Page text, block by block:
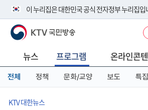
이 누리집은 대한민국 공식 전자정부 누리집입
공식 누리집 주소 확인하기
니다.
이밖에 or.kr 또는 .kr등 다른 도메인 주소를 사
서 도메인 주소를 확인해 보세요
KTV 국민방송
뉴스 프로그램 온라인콘
전체 정책 문화/교양 보도 특집
KTV 대한뉴스